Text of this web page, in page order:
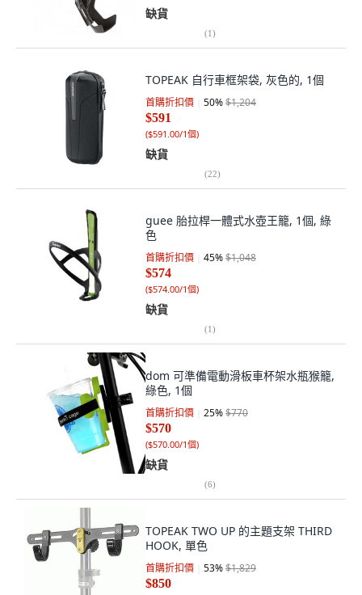
缺貨
(1)
TOPEAK 自行車框架袋, 灰色的, 1個
首購折扣價 50%$1,204
$591
($591.00/1個)
缺貨
(22)
guee 胎拉桿一體式水壺王籠, 1個, 綠
色
首購折扣價 45%$1,048
$574
($574.00/1個)
缺貨
(1)
dom 可準備電動滑板車杯架水瓶猴籠,
綠色, 1個
首購折扣價 25%$770
$570
($570.00/1個)
缺貨
(6)
TOPEAK TWO UP 的主題支架 THIRD
HOOK, 單色
首購折扣價 53%$1,829
$850